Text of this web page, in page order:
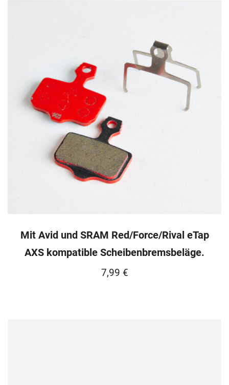
Mit Avid und SRAM Red/Force/Rival eTap
AXS kompatible Scheibenbremsbeläge.
7,99 €